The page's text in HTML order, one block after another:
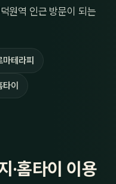
원역 인근 방문이 되는
테라피
이
·홈타이 이용